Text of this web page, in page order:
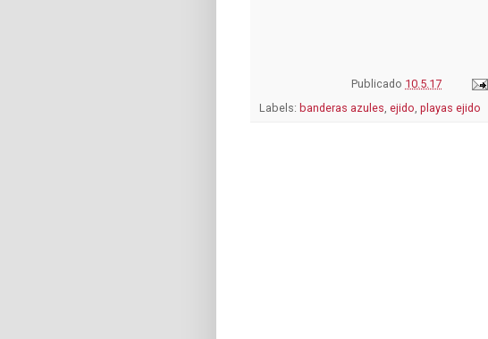
Publicado 10.5.17
Labels: banderas azules ejido playas ejido